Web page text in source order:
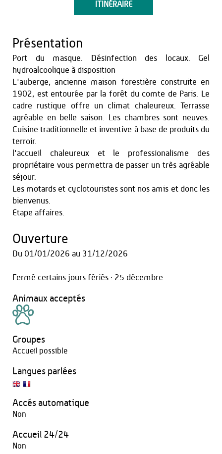
ITINÉRAIRE
Présentation
Port du masque. Désinfection des locaux. Gel
hydroalcoolique à disposition
L'auberge, ancienne maison forestière construite en
1902, est entourée par la forêt du comte de Paris. Le
cadre rustique offre un climat chaleureux. Terrasse
agréable en belle saison. Les chambres sont neuves.
Cuisine traditionnelle et inventive à base de produits du
terroir.
l'accueil chaleureux et le professionalisme des
propriétaire vous permettra de passer un très agréable
séjour.
Les motards et cyclotouristes sont nos amis et donc les
bienvenus.
Etape affaires.
Ouverture
Du 01/01/2026 au 31/12/2026
Fermé certains jours fériés : 25 décembre
Animaux acceptés
Groupes
Accueil possible
Langues parlées
Accés automatique
Non
Accueil 24/24
Non